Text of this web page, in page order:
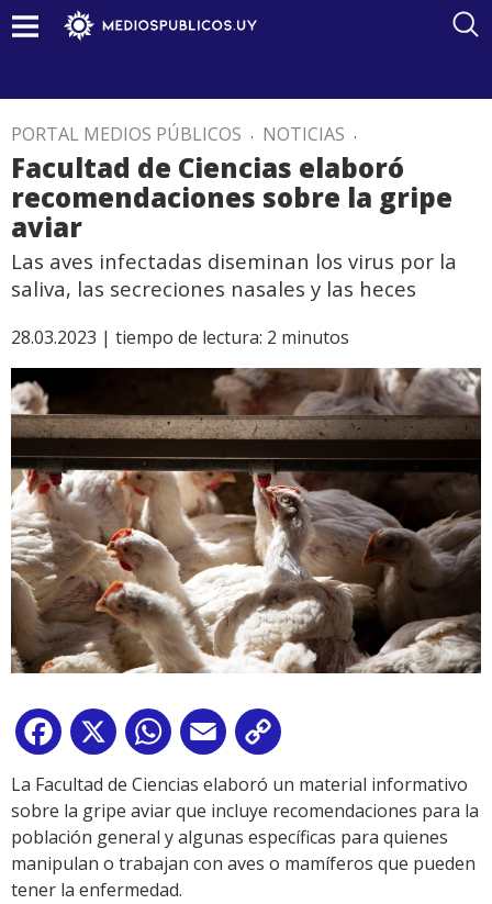
PORTAL MEDIOS PÚBLICOS . NOTICIAS .
Facultad de Ciencias elaboró
recomendaciones sobre la gripe
aviar
Las aves infectadas diseminan los virus por la
saliva, las secreciones nasales y las heces
28.03.2023 | tiempo de lectura: 2 minutos
Facebook
X WhatsApp
Email
Link
La Facultad de Ciencias elaboró un material informativo
sobre la gripe aviar que incluye recomendaciones para la
población general y algunas específicas para quienes
manipulan o trabajan con aves o mamíferos que pueden
tener la enfermedad.